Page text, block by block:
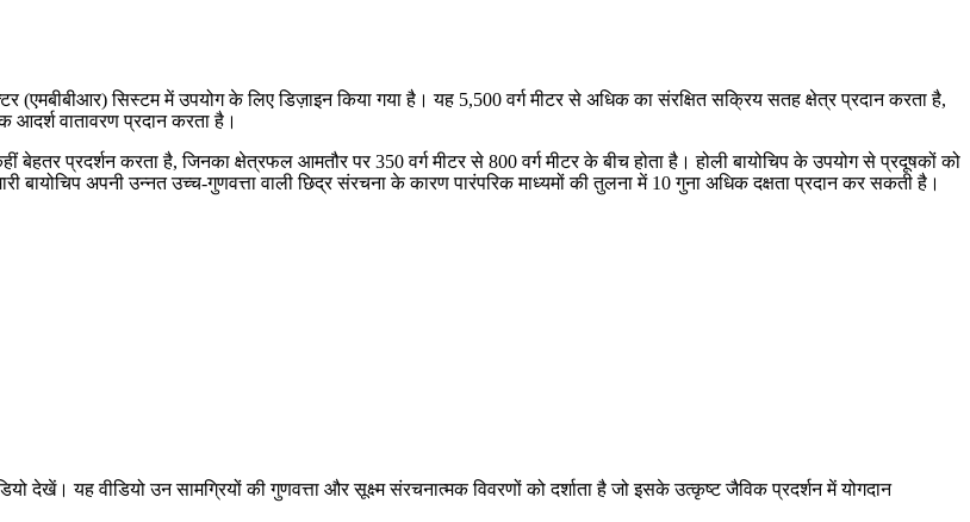
(एमबीबीआर) सिस्टम में उपयोग के लिए डिज़ाइन किया गया है। यह 5,500 वर्ग मीटर से अधिक का संरक्षित सक्रिय सतह क्षेत्र प्रदान करता है,
आदर्श वातावरण प्रदान करता है।
प्रदर्शन करता है, जिनका क्षेत्रफल आमतौर पर 350 वर्ग मीटर से 800 वर्ग मीटर के बीच होता है। होली बायोचिप के उपयोग से प्रदूषकों को
बायोचिप अपनी उन्नत उच्च-गुणवत्ता वाली छिद्र संरचना के कारण पारंपरिक माध्यमों की तुलना में 10 गुना अधिक दक्षता प्रदान कर सकती है।
देखें। यह वीडियो उन सामग्रियों की गुणवत्ता और सूक्ष्म संरचनात्मक विवरणों को दर्शाता है जो इसके उत्कृष्ट जैविक प्रदर्शन में योगदान